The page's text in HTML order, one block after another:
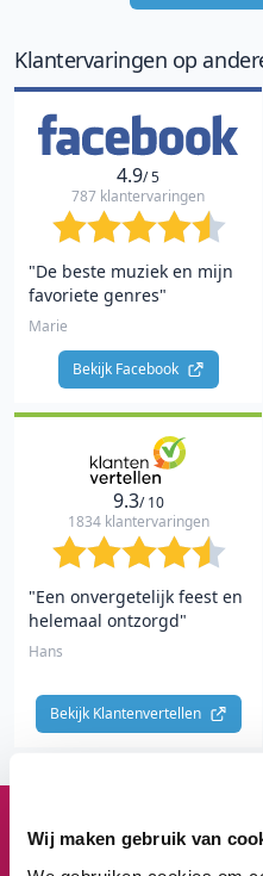
Wij maken gebruik van
Klantervaringen op
4.9/ 5
787 klantervaringen
"De beste muziek en mijn
favoriete genres"
Marie
Bekijk Facebook
9.3/ 10
1834 klantervaringen
"Een onvergetelijk feest en
helemaal ontzorgd"
Hans
Bekijk Klantenvertellen